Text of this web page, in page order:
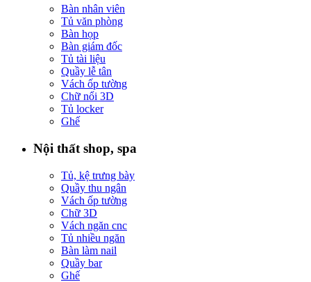
Bàn nhân viên
Tủ văn phòng
Bàn họp
Bàn giám đốc
Tủ tài liệu
Quầy lễ tân
Vách ốp tường
Chữ nổi 3D
Tủ locker
Ghế
Nội thất shop, spa
Tủ, kệ trưng bày
Quầy thu ngân
Vách ốp tường
Chữ 3D
Vách ngăn cnc
Tủ nhiều ngăn
Bàn làm nail
Quầy bar
Ghế